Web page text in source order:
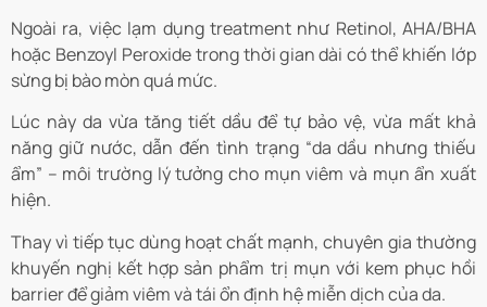
Ngoài ra, việc lạm dụng treatment như Retinol, AHA/BHA
hoặc Benzoyl Peroxide trong thời gian dài có thể khiến lớp
sừng bị bào mòn quá mức.
Lúc này da vừa tăng tiết dầu để tự bảo vệ, vừa mất khả
năng giữ nước, dẫn đến tình trạng “da dầu nhưng thiếu
ẩm” – môi trường lý tưởng cho mụn viêm và mụn ẩn xuất
hiện.
Thay vì tiếp tục dùng hoạt chất mạnh, chuyên gia thường
khuyến nghị kết hợp sản phẩm trị mụn với kem phục hồi
barrier để giảm viêm và tái ổn định hệ miễn dịch của da.